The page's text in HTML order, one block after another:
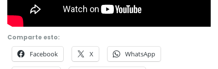
Comparte esto:
Facebook X WhatsApp